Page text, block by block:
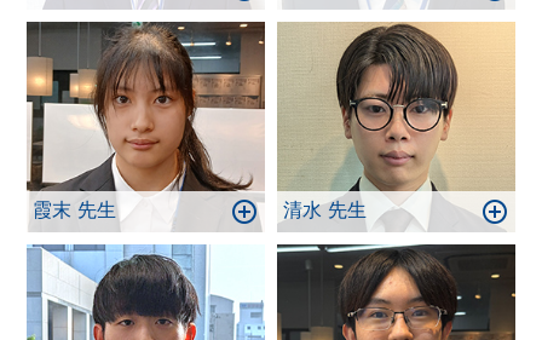
霞末 先生 清水 先生